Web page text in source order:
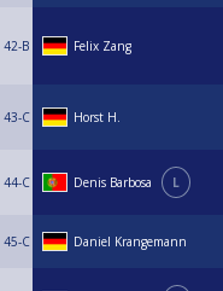
42-B Felix Zang
43-C Horst H.
44-C Denis Barbosa L
45-C Daniel Krangemann